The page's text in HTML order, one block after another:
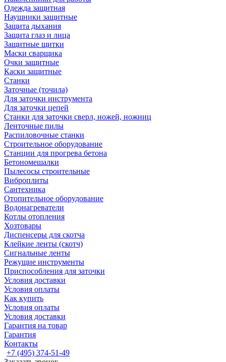
Одежда защитная
Наушники защитные
Защита дыхания
Защита глаз и лица
Защитные щитки
Маски сварщика
Очки защитные
Каски защитные
Станки
Заточные (точила)
Для заточки инструмента
Для заточки цепей
Станки для заточки сверл, ножей, ножниц
Ленточные пилы
Распиловочные станки
Строительное оборудование
Станции для прогрева бетона
Бетономешалки
Пылесосы строительные
Виброплиты
Сантехника
Отопительное оборудование
Водонагреватели
Котлы отопления
Хозтовары
Диспенсеры для скотча
Клейкие ленты (скотч)
Сигнальные ленты
Режущие инструменты
Приспособления для заточки
Условия доставки
Условия оплаты
Как купить
Условия оплаты
Условия доставки
Гарантия на товар
Гарантия
Контакты
+7 (495) 374-51-49